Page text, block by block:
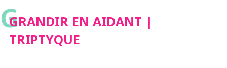
GGRANDIR EN AIDANT |
TRIPTYQUE